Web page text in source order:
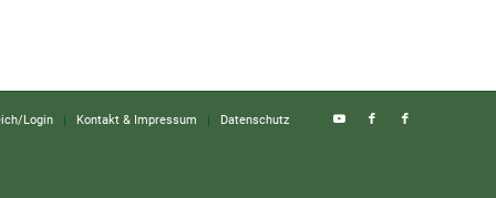
Login Kontakt & Impressum Datenschutz